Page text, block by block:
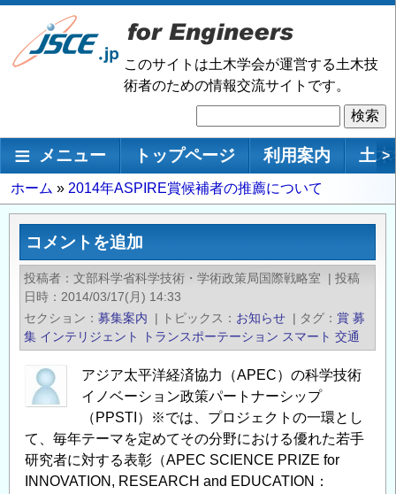
メ
ン
移
このサイトは土木学会が運営する土木技
術者のための情報交流サイトです。
索
メインナビゲーション
メニュー トップページ 利用案内 土 >
パ
ン
ず
ホーム 2014年ASPIRE賞候補者の推薦について
コメントを追加
投稿者 文部科学省科学技術・学術政策局国際戦略室 | 投稿
日時
2014/03/17(月) 14:33
セクション
募集案内 | トピックス お知らせ | タグ 賞 募
集 インテリジェント トランスポーテーション スマート 交通
アジア太平洋経済協力（APEC）の科学技術
イノベーション政策パートナーシップ
（PPSTI）※では、プロジェクトの一環とし
て、毎年テーマを定めてその分野における優れた若手
研究者に対する表彰（APEC SCIENCE PRIZE for
INNOVATION, RESEARCH and EDUCATION：